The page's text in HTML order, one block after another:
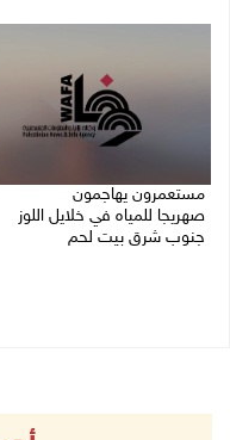
مستعمرون يهاجمون
صهريجا للمياه في خلايل اللوز
جنوب شرق بيت لحم